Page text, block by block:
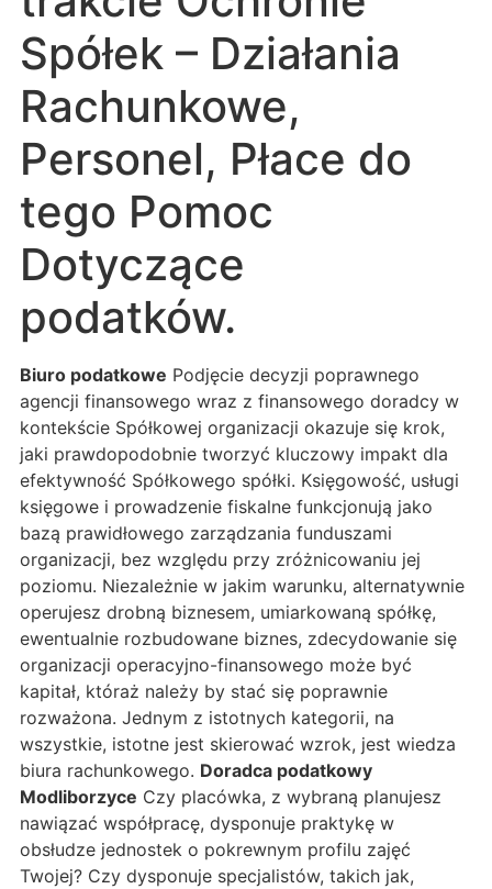
Spółek – Działania
Rachunkowe,
Personel, Płace do
tego Pomoc
Dotyczące
podatków.
Biuro podatkowe Podjęcie decyzji poprawnego
agencji finansowego wraz z finansowego doradcy w
kontekście Spółkowej organizacji okazuje się krok,
jaki prawdopodobnie tworzyć kluczowy impakt dla
efektywność Spółkowego spółki. Księgowość, usługi
księgowe i prowadzenie fiskalne funkcjonują jako
bazą prawidłowego zarządzania funduszami
organizacji, bez względu przy zróżnicowaniu jej
poziomu. Niezależnie w jakim warunku, alternatywnie
operujesz drobną biznesem, umiarkowaną spółkę,
ewentualnie rozbudowane biznes, zdecydowanie się
organizacji operacyjno-finansowego może być
kapitał, któraż należy by stać się poprawnie
rozważona. Jednym z istotnych kategorii, na
wszystkie, istotne jest skierować wzrok, jest wiedza
biura rachunkowego. Doradca podatkowy
Modliborzyce Czy placówka, z wybraną planujesz
nawiązać współpracę, dysponuje praktykę w
obsłudze jednostek o pokrewnym profilu zajęć
Twojej? Czy dysponuje specjalistów, takich jak,